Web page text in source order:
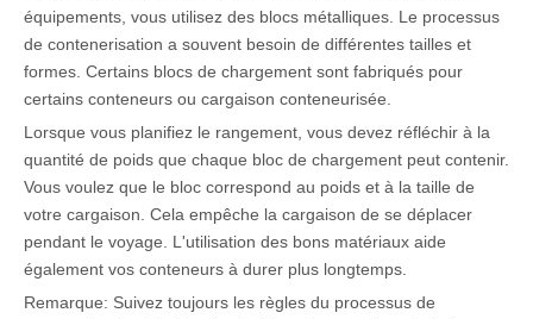
équipements, vous utilisez des blocs métalliques. Le processus
de contenerisation a souvent besoin de différentes tailles et
formes. Certains blocs de chargement sont fabriqués pour
certains conteneurs ou cargaison conteneurisée.
Lorsque vous planifiez le rangement, vous devez réfléchir à la
quantité de poids que chaque bloc de chargement peut contenir.
Vous voulez que le bloc correspond au poids et à la taille de
votre cargaison. Cela empêche la cargaison de se déplacer
pendant le voyage. L'utilisation des bons matériaux aide
également vos conteneurs à durer plus longtemps.
Remarque: Suivez toujours les règles du processus de